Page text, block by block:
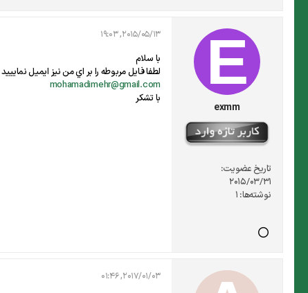
exmm
تاریخ عضویت:
2015/03/31
نوشته‌ها: 1
2015/05/13, 19:03
با سلام
لطفا فايل مربوطه را بر اي من نيز ايميل نمايييد
mohamadimehr@gmail.com
با تشکر
2017/01/03, 01:46